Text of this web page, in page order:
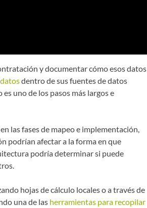
y documentar cómo esos datos
dentro de sus fuentes de datos
uno de los pasos más largos e
las fases de mapeo e implementación,
podrían afectar a la forma en que
podría determinar si puede
hojas de cálculo locales o a través de
una de las herramientas para recopilar